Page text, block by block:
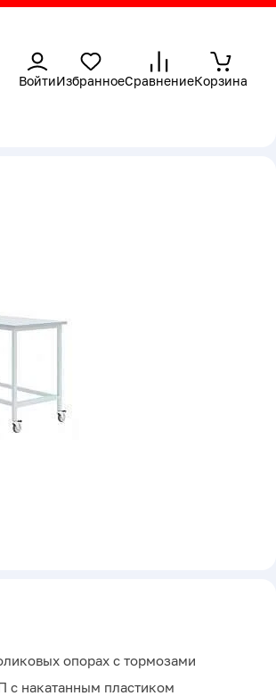
ВойтиИзбранноеСравнениеКорзина
опорах с тормозами
с накатанным пластиком